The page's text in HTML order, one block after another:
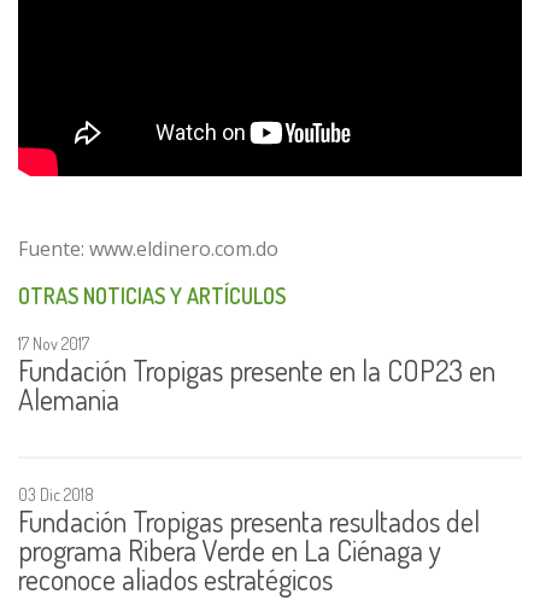
Fuente: www.eldinero.com.do
OTRAS NOTICIAS Y ARTÍCULOS
17 Nov 2017
Fundación Tropigas presente en la COP23 en
Alemania
03 Dic 2018
Fundación Tropigas presenta resultados del
programa Ribera Verde en La Ciénaga y
reconoce aliados estratégicos